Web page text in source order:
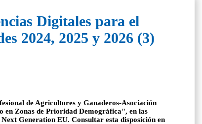
Digitales para el
2024, 2025 y 2026 (3)
de Agricultores y Ganaderos-Asociación
Zonas de Prioridad Demográfica", en las
Generation EU. Consultar esta disposición en